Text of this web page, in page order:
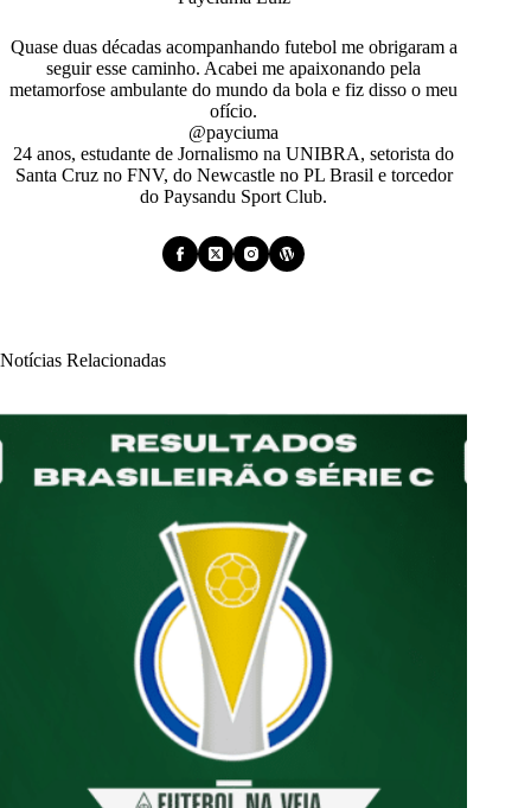
Quase duas décadas acompanhando futebol me obrigaram a
seguir esse caminho. Acabei me apaixonando pela
metamorfose ambulante do mundo da bola e fiz disso o meu
ofício.
@payciuma
24 anos, estudante de Jornalismo na UNIBRA, setorista do
Santa Cruz no FNV, do Newcastle no PL Brasil e torcedor
do Paysandu Sport Club.
Notícias Relacionadas